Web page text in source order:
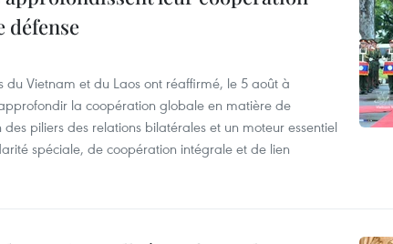
défense
du Vietnam et du Laos ont réaffirmé, le 5 août à
la coopération globale en matière de
piliers des relations bilatérales et un moteur essentiel
spéciale, de coopération intégrale et de lien